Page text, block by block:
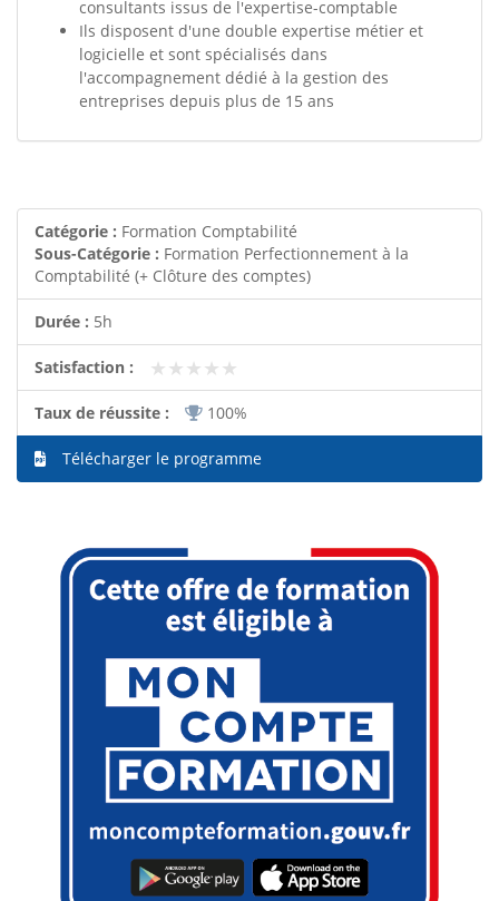
consultants issus de l'expertise-comptable
Ils disposent d'une double expertise métier et
logicielle et sont spécialisés dans
l'accompagnement dédié à la gestion des
entreprises depuis plus de 15 ans
Catégorie : Formation Comptabilité
Sous-Catégorie : Formation Perfectionnement à la
Comptabilité (+ Clôture des comptes)
Durée : 5h
Satisfaction : ★★★★★
★★★★★
Taux de réussite : 100%
Télécharger le programme